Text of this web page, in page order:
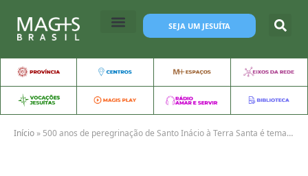
SEJA UM JESUÍTA
Início » 500 anos de peregrinação de Santo Inácio à Terra Santa é tema de GAVI Nacional